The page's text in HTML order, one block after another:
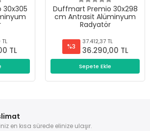
TL
Duffmart Premio 30x298
cm Antrasit Alüminyum
Radyatör
%3
37.412,37 TL
36.290,00 TL
Sepete Ekle
en kısa sürede elinize ulaşır.